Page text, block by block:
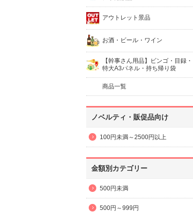
アウトレット景品
お酒・ビール・ワイン
【幹事さん用品】ビンゴ・目録・
特大A3パネル・持ち帰り袋
商品一覧
ノベルティ・販促品向け
100円未満～2500円以上
金額別カテゴリー
500円未満
500円～999円